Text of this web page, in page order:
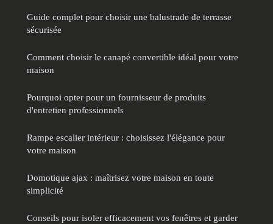
Guide complet pour choisir une balustrade de terrasse
sécurisée
Comment choisir le canapé convertible idéal pour votre
maison
Pourquoi opter pour un fournisseur de produits
d'entretien professionnels
Rampe escalier intérieur : choisissez l'élégance pour
votre maison
Domotique ajax : maîtrisez votre maison en toute
simplicité
Conseils pour isoler efficacement vos fenêtres et garder